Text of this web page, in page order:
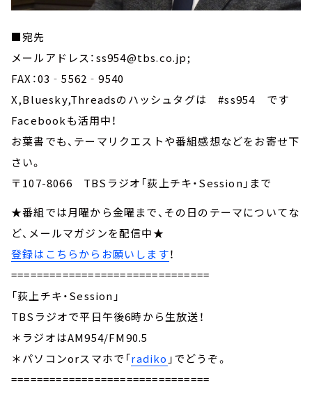
■宛先
メールアドレス：ss954@tbs.co.jp;
FAX：03‐5562‐9540
X,Bluesky,Threadsのハッシュタグは #ss954 です
Facebookも活用中！
お葉書でも、テーマリクエストや番組感想などをお寄せ下
さい。
〒107-8066 TBSラジオ「荻上チキ・Session」まで
★番組では月曜から金曜まで、その日のテーマについてな
ど、メールマガジンを配信中★
登録はこちらからお願いします！
===============================
「荻上チキ・Session」
TBSラジオで平日午後6時から生放送！
＊ラジオはAM954/FM90.5
＊パソコンorスマホで「radiko 」でどうぞ。
===============================